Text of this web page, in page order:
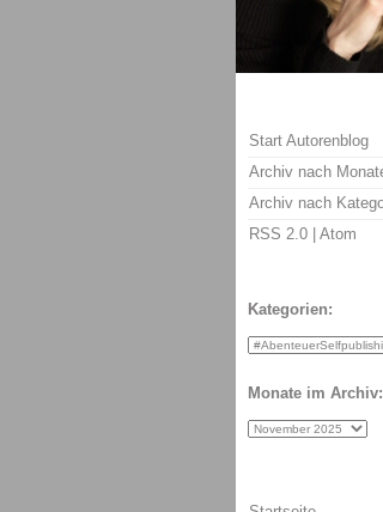
Start Autorenblog
Archiv nach
Archiv nach
RSS 2.0 | Atom
Kategorien:
Monate im Archiv: